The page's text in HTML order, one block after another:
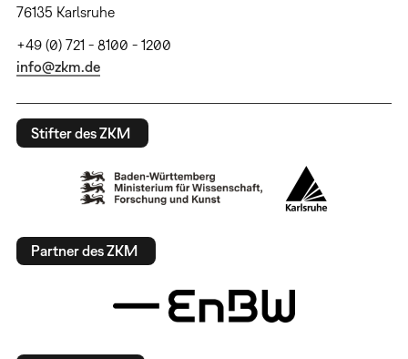
76135 Karlsruhe
+49 (0) 721 - 8100 - 1200
info@zkm.de
Stifter des ZKM
Partner des ZKM